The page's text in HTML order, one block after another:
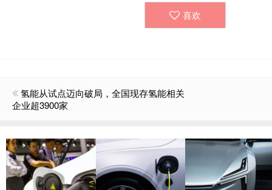
喜欢
氢能从试点迈向破局，全国现存氢能相关
企业超3900家